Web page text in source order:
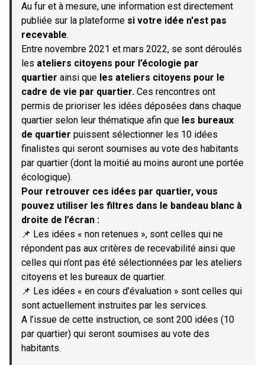
Au fur et à mesure, une information est directement
publiée sur la plateforme si votre idée n'est pas
recevable.
Entre novembre 2021 et mars 2022, se sont déroulés
les ateliers citoyens pour l’écologie par
quartier ainsi que les ateliers citoyens pour le
cadre de vie par quartier. Ces rencontres ont
permis de prioriser les idées déposées dans chaque
quartier selon leur thématique afin que les bureaux
de quartier puissent sélectionner les 10 idées
finalistes qui seront soumises au vote des habitants
par quartier (dont la moitié au moins auront une portée
écologique).
Pour retrouver ces idées par quartier, vous
pouvez utiliser les filtres dans le bandeau blanc à
droite de l’écran :
📌 Les idées « non retenues », sont celles qui ne
répondent pas aux critères de recevabilité ainsi que
celles qui n’ont pas été sélectionnées par les ateliers
citoyens et les bureaux de quartier.
📌 Les idées « en cours d’évaluation » sont celles qui
sont actuellement instruites par les services.
A l’issue de cette instruction, ce sont 200 idées (10
par quartier) qui seront soumises au vote des
habitants.